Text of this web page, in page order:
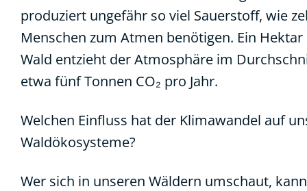
produziert ungefähr so viel Sauerstoff, wie
Menschen zum Atmen benötigen. Ein Hektar
Wald entzieht der Atmosphäre im
etwa fünf Tonnen CO₂ pro Jahr.
Welchen Einfluss hat der Klimawandel auf
Waldökosysteme?
Wer sich in unseren Wäldern umschaut, kann